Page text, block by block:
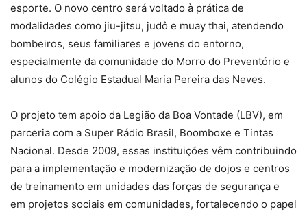
esporte. O novo centro será voltado à prática de
modalidades como jiu-jitsu, judô e muay thai, atendendo
bombeiros, seus familiares e jovens do entorno,
especialmente da comunidade do Morro do Preventório e
alunos do Colégio Estadual Maria Pereira das Neves.
O projeto tem apoio da Legião da Boa Vontade (LBV), em
parceria com a Super Rádio Brasil, Boomboxe e Tintas
Nacional. Desde 2009, essas instituições vêm contribuindo
para a implementação e modernização de dojos e centros
de treinamento em unidades das forças de segurança e
em projetos sociais em comunidades, fortalecendo o papel